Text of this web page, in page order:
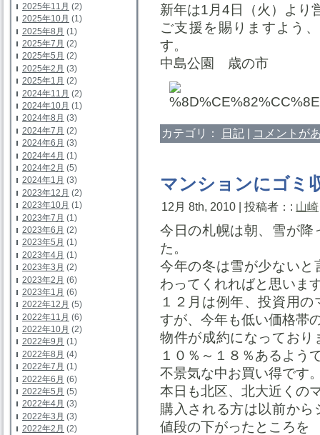
2025年11月 (2)
2025年10月 (1)
2025年8月 (1)
2025年7月 (2)
2025年5月 (2)
2025年2月 (3)
2025年1月 (2)
2024年11月 (2)
2024年10月 (1)
2024年8月 (3)
2024年7月 (2)
2024年6月 (3)
2024年4月 (1)
2024年2月 (5)
2024年1月 (3)
2023年12月 (2)
2023年10月 (1)
2023年7月 (1)
2023年6月 (2)
2023年5月 (1)
2023年4月 (1)
2023年3月 (2)
2023年2月 (6)
2023年1月 (6)
2022年12月 (5)
2022年11月 (6)
2022年10月 (2)
2022年9月 (1)
2022年8月 (4)
2022年7月 (1)
2022年6月 (6)
2022年5月 (5)
2022年4月 (3)
2022年3月 (3)
2022年2月 (2)
新年は1月4日（火）より
ご支援を賜りますよう
す。
中島公園 歳の市
カテゴリ： 日記 | コメントが
マンションにゴミ
12月 8th, 2010 | 投稿者：: 山崎
今日の札幌は朝、雪が
た。
今年の冬は雪が少ない
わってくれればと思いま
１２月は例年、投資用
すが、今年も低い価格帯
物件が成約になってお
１０％～１８％あるよう
不景気な中お買い得です
本日も北区、北大近くの
購入される方は以前か
値段の下がったところを